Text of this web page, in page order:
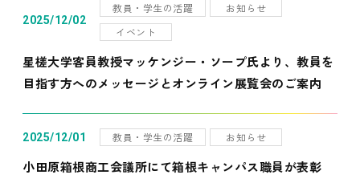
2025/12/02
教員・学生の活躍
お知らせ
イベント
星槎大学客員教授マッケンジー・ソープ氏より、教員を
目指す方へのメッセージとオンライン展覧会のご案内
2025/12/01 教員・学生の活躍 お知らせ
小田原箱根商工会議所にて箱根キャンパス職員が表彰